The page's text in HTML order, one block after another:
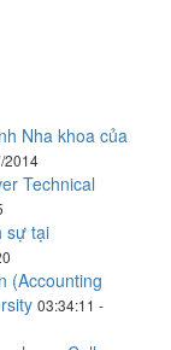
Nha khoa của
2014
Technical
sự tại
(Accounting
03:34:11 -